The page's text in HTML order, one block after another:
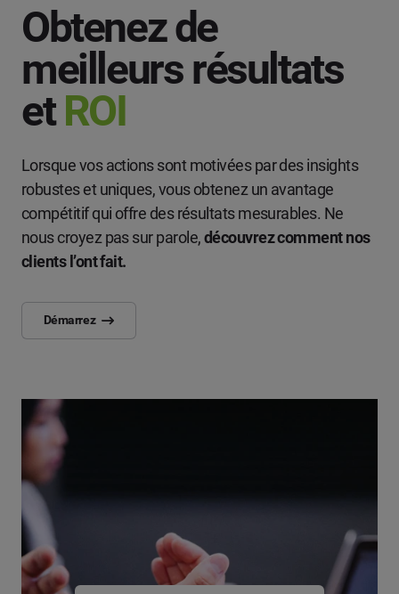
Obtenez de
meilleurs résultats
etROI
Lorsque vos actions sont motivées par des insights
robustes et uniques, vous obtenez un avantage
compétitif qui offre des résultats mesurables. Ne
nous croyez pas sur parole,découvrez comment nos
clients l’ont fait.
Démarrez